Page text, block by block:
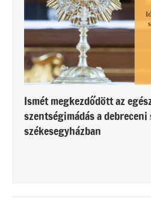
Ismét megkezdődött az
szentségimádás a
székesegyházban